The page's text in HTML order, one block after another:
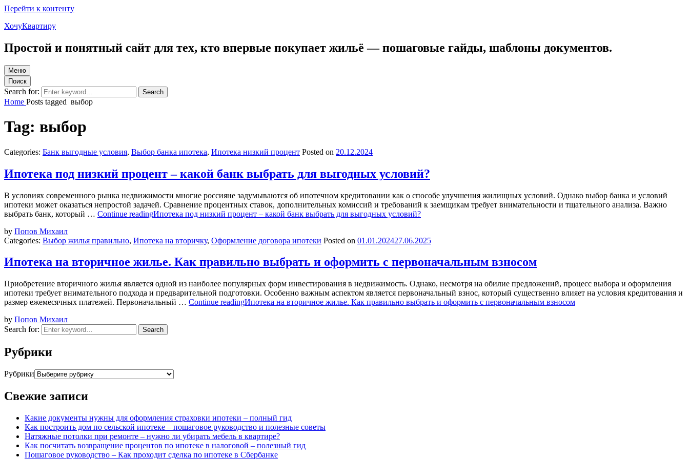
Перейти к контенту
ХочуКвартиру
Простой и понятный сайт для тех, кто впервые покупает жильё — пошаговые гайды, шаблоны документов.
Меню
Поиск
Search for: Search
Home Posts tagged выбор
Tag: выбор
Categories: Банк выгодные условия, Выбор банка ипотека, Ипотека низкий процент Posted on 20.12.2024
Ипотека под низкий процент – какой банк выбрать для выгодных условий?
В условиях современного рынка недвижимости многие россияне задумываются об ипотечном кредитовании как о способе улучшения жилищных условий. Однако выбор банка и условий
ипотеки может оказаться непростой задачей. Сравнение процентных ставок, дополнительных комиссий и требований к заемщикам требует внимательности и тщательного анализа. Важно
выбрать банк, который … Continue readingИпотека под низкий процент – какой банк выбрать для выгодных условий?
by Попов Михаил
Categories: Выбор жилья правильно, Ипотека на вторичку, Оформление договора ипотеки Posted on 01.01.202427.06.2025
Ипотека на вторичное жилье. Как правильно выбрать и оформить с первоначальным взносом
Приобретение вторичного жилья является одной из наиболее популярных форм инвестирования в недвижимость. Однако, несмотря на обилие предложений, процесс выбора и оформления
ипотеки требует внимательного подхода и предварительной подготовки. Особенно важным аспектом является первоначальный взнос, который существенно влияет на условия кредитования и
размер ежемесячных платежей. Первоначальный … Continue readingИпотека на вторичное жилье. Как правильно выбрать и оформить с первоначальным взносом
by Попов Михаил
Search for:
Search
Рубрики
Рубрики
Свежие записи
Какие документы нужны для оформления страховки ипотеки – полный гид
Как построить дом по сельской ипотеке – пошаговое руководство и полезные советы
Натяжные потолки при ремонте – нужно ли убирать мебель в квартире?
Как посчитать возвращение процентов по ипотеке в налоговой – полезный гид
Пошаговое руководство – Как проходит сделка по ипотеке в Сбербанке